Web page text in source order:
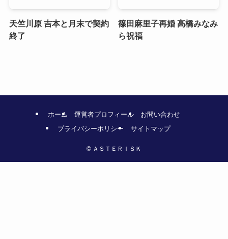
天竺川原 吉本と月末で契約
終了
篠田麻里子再婚 高橋みなみ
ら祝福
ホーム 運営者プロフィール
お問い合わせ
プライバシーポリシー
サイトマップ
© ＡＳＴＥＲＩＳＫ